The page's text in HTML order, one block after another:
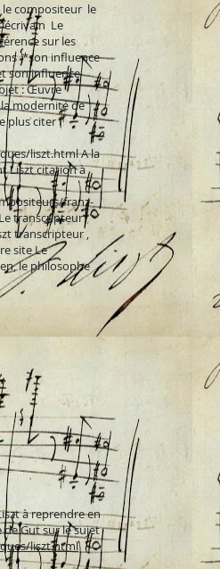
le compositeur le
écrivain Le
sur les
*son influence
son influence
: Œuvre
modernité de
plus citer l’
liszt.html A la
Liszt citation à
franz-
transcripteur
transcripteur ,
site Le
le philosophe
à reprendre en
de Gut sur le sujet
liszt.html